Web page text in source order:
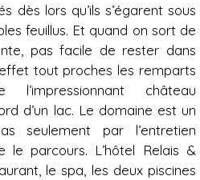
dès lors qu’ils s’égarent sous
feuillus. Et quand on sort de
pas facile de rester dans
tout proches les remparts
château
d’un lac. Le domaine est un
seulement par l’entretien
le parcours. L’hôtel Relais &
le spa, les deux piscines